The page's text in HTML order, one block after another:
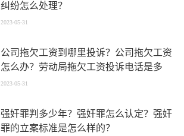
纠纷怎么处理？
2023-05-31
公司拖欠工资到哪里投诉？公司拖欠工资
怎么办？劳动局拖欠工资投诉电话是多
少？
2023-05-31
强奸罪判多少年？强奸罪怎么认定？强奸
罪的立案标准是怎么样的？